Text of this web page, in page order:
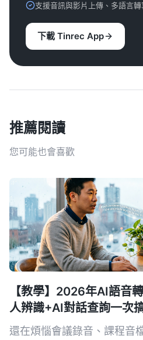
支援音訊與影片上傳、多語言
下載 Tinrec App
推薦閱讀
您可能也會喜歡
【教學】2026年AI語音
人辨識+AI對話查詢一次
還在煩惱會議錄音、課程音